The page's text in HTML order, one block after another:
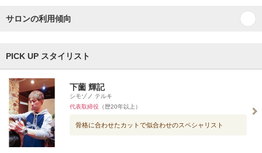
サロンの利用傾向
PICK UP スタイリスト
下薗 輝記
シモゾノ テルキ
代表取締役 （歴20年以上）
骨格に合わせたカットで似合わせのスペシャリスト